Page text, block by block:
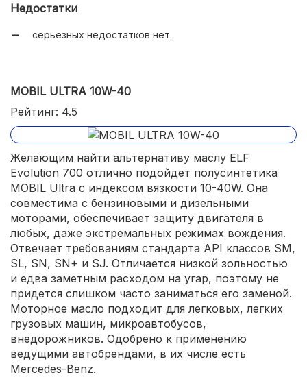
Недостатки
серьезных недостатков нет.
MOBIL ULTRA 10W-40
Рейтинг: 4.5
Желающим найти альтернативу маслу ELF
Evolution 700 отлично подойдет полусинтетика
MOBIL Ultra с индексом вязкости 10-40W. Она
совместима с бензиновыми и дизельными
моторами, обеспечивает защиту двигателя в
любых, даже экстремальных режимах вождения.
Отвечает требованиям стандарта API классов SM,
SL, SN, SN+ и SJ. Отличается низкой зольностью
и едва заметным расходом на угар, поэтому не
придется слишком часто заниматься его заменой.
Моторное масло подходит для легковых, легких
грузовых машин, микроавтобусов,
внедорожников. Одобрено к применению
ведущими автобрендами, в их числе есть
Mercedes-Benz.